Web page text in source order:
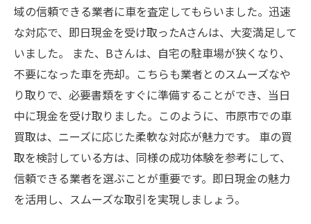
域の信頼できる業者に車を査定してもらいました。迅速
な対応で、即日現金を受け取ったAさんは、大変満足して
いました。 また、Bさんは、自宅の駐車場が狭くなり、
不要になった車を売却。こちらも業者とのスムーズなや
り取りで、必要書類をすぐに準備することができ、当日
中に現金を受け取りました。このように、市原市での車
買取は、ニーズに応じた柔軟な対応が魅力です。 車の買
取を検討している方は、同様の成功体験を参考にして、
信頼できる業者を選ぶことが重要です。即日現金の魅力
を活用し、スムーズな取引を実現しましょう。